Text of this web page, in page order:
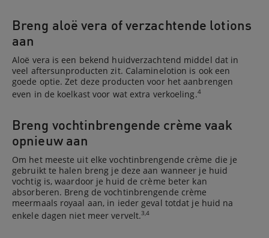
Breng aloë vera of verzachtende lotions
aan
Aloë vera is een bekend huidverzachtend middel dat in
veel aftersunproducten zit. Calaminelotion is ook een
goede optie. Zet deze producten voor het aanbrengen
even in de koelkast voor wat extra verkoeling.4
Breng vochtinbrengende crème vaak
opnieuw aan
Om het meeste uit elke vochtinbrengende crème die je
gebruikt te halen breng je deze aan wanneer je huid
vochtig is, waardoor je huid de crème beter kan
absorberen. Breng de vochtinbrengende crème
meermaals royaal aan, in ieder geval totdat je huid na
enkele dagen niet meer vervelt.3,4